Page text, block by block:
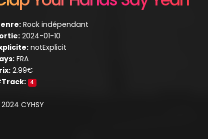
Rock indépendant
2024-01-10
notExplicit
FRA
2.99€
4
CYHSY